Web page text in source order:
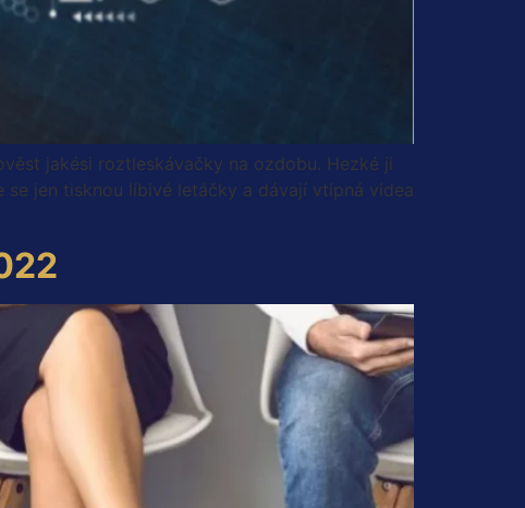
jakési roztleskávačky na ozdobu. Hezké ji
se jen tisknou líbivé letáčky a dávají vtipná videa